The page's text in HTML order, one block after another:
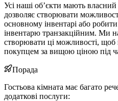
Усі наші об’єкти мають
дозволяє створювати
основному інвентарі або
інвентарю транзакційним. Ми
створювати ці можливості, щоб
покупцем за вищою ціною під
Порада
Гостьова кімната має багато
додаткові послуги: